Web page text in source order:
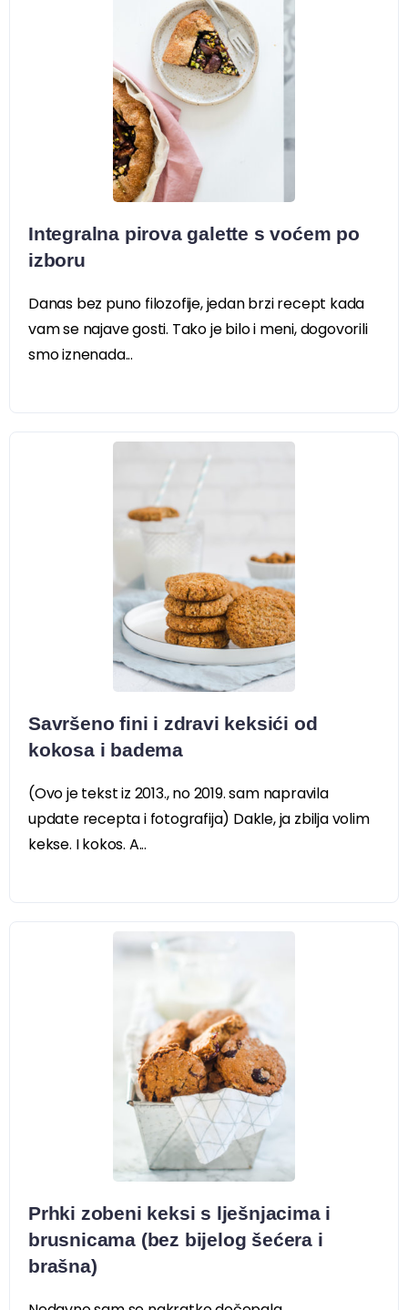
Integralna pirova galette s voćem po
izboru
Danas bez puno filozofije, jedan brzi recept kada
vam se najave gosti. Tako je bilo i meni, dogovorili
smo iznenada...
Savršeno fini i zdravi keksići od
kokosa i badema
(Ovo je tekst iz 2013., no 2019. sam napravila
update recepta i fotografija) Dakle, ja zbilja volim
kekse. I kokos. A...
Prhki zobeni keksi s lješnjacima i
brusnicama (bez bijelog šećera i
brašna)